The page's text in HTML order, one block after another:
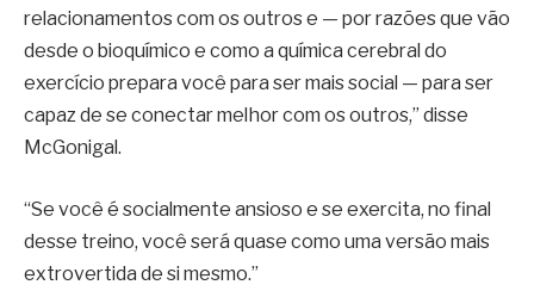
relacionamentos com os outros e — por razões que vão
desde o bioquímico e como a química cerebral do
exercício prepara você para ser mais social — para ser
capaz de se conectar melhor com os outros,” disse
McGonigal.
“Se você é socialmente ansioso e se exercita, no final
desse treino, você será quase como uma versão mais
extrovertida de si mesmo.”